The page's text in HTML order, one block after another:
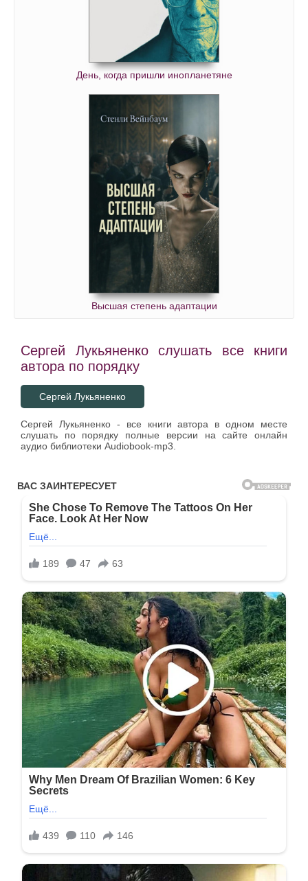
03_05_03
03_05_04
03_05_05
03_06_01
03_06_03
03_06_04
03_06_05
03_07_01
03_07_02
03_07_03
03_07_04
03_08_01
День, когда пришли инопланетяне
Высшая степень адаптации
Сергей Лукьяненко слушать все книги
автора по порядку
Сергей Лукьяненко
Сергей Лукьяненко - все книги автора в одном месте
слушать по порядку полные версии на сайте онлайн
аудио библиотеки Audiobook-mp3.